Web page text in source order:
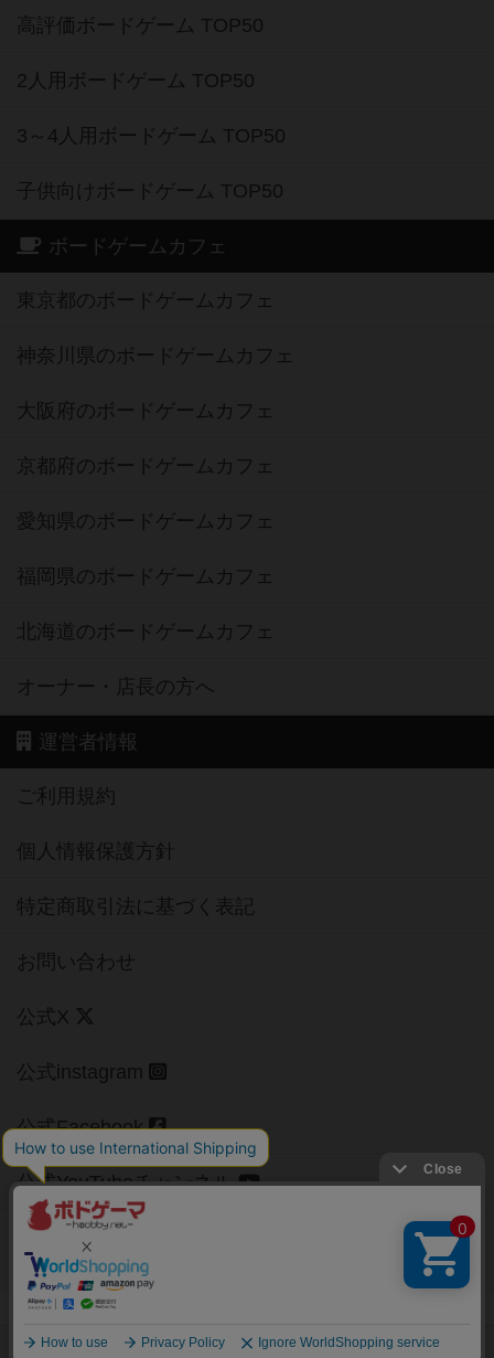
高評価ボードゲーム TOP50
2人用ボードゲーム TOP50
3～4人用ボードゲーム TOP50
子供向けボードゲーム TOP50
ボードゲームカフェ
東京都のボードゲームカフェ
神奈川県のボードゲームカフェ
大阪府のボードゲームカフェ
京都府のボードゲームカフェ
愛知県のボードゲームカフェ
福岡県のボードゲームカフェ
北海道のボードゲームカフェ
オーナー・店長の方へ
運営者情報
ご利用規約
個人情報保護方針
特定商取引法に基づく表記
お問い合わせ
公式X
公式instagram
公式Facebook
公式YouTubeチャンネル